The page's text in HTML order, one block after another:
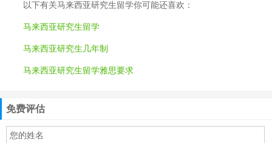
以下有关马来西亚研究生留学你可能还喜欢：
马来西亚研究生留学
马来西亚研究生几年制
马来西亚研究生留学雅思要求
免费评估